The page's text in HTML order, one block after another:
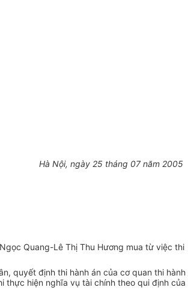
Hà Nội, ngày 25 tháng 07 năm 2005
Quang-Lê Thị Thu Hương mua từ việc thi
quyết định thi hành án của cơ quan thi hành
hiện nghĩa vụ tài chính theo qui định của